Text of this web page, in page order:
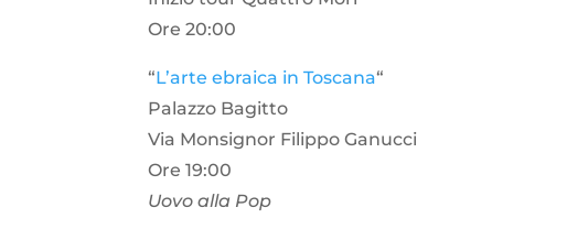
Ore 20:00
“L’arte ebraica in Toscana“
Palazzo Bagitto
Via Monsignor Filippo Ganucci
Ore 19:00
Uovo alla Pop